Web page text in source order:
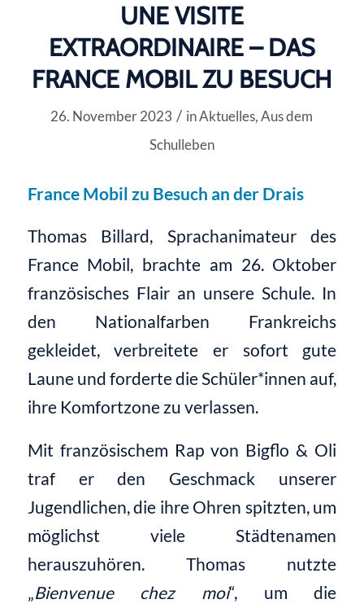
UNE VISITE
EXTRAORDINAIRE – DAS
FRANCE MOBIL ZU BESUCH
26. November 2023 / inAktuelles,Aus dem
Schulleben
France Mobil zu Besuch an der Drais
Thomas Billard, Sprachanimateur des
France Mobil, brachte am 26. Oktober
französisches Flair an unsere Schule. In
den Nationalfarben Frankreichs
gekleidet, verbreitete er sofort gute
Laune und forderte die Schüler*innen auf,
ihre Komfortzone zu verlassen.
Mit französischem Rap von Bigflo & Oli
traf er den Geschmack unserer
Jugendlichen, die ihre Ohren spitzten, um
möglichst viele Städtenamen
herauszuhören. Thomas nutzte
„Bienvenue chez moi“, um die